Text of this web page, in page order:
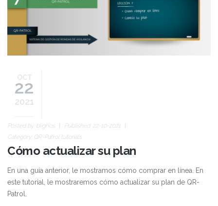
OCT
22
2021
Posted by: blignos
Published: 22-10-2021
Category: QR-Patrol tutorials
Cómo actualizar su plan
En una guía anterior, le mostramos cómo comprar en línea. En
este tutorial, le mostraremos cómo actualizar su plan de QR-
Patrol.